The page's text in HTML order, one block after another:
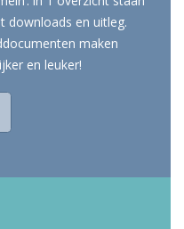
downloads en uitleg.
maken
en leuker!